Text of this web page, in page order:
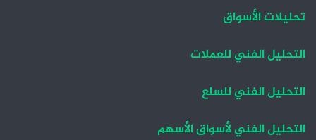
تحليلات الأسواق
التحليل الفني للعملات
التحليل الفني للسلع
التحليل الفني لأسواق الأسهم